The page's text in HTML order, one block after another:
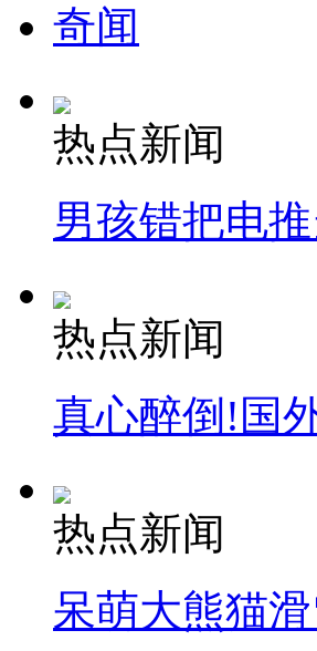
奇闻
热点新闻
男孩错把电
热点新闻
真心醉倒!国
热点新闻
呆萌大熊猫